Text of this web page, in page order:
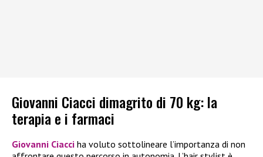
Giovanni Ciacci dimagrito di 70 kg: la
terapia e i farmaci
Giovanni Ciacci ha voluto sottolineare l’importanza di non